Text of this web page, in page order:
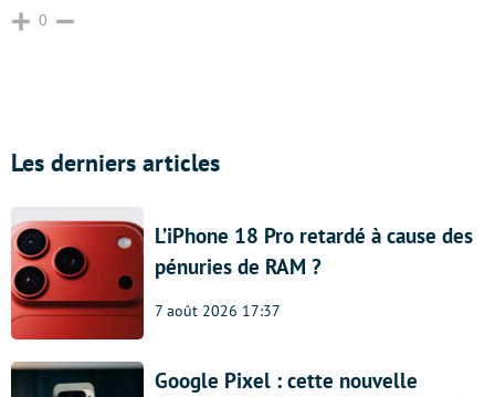
0
Les derniers articles
L’iPhone 18 Pro retardé à cause des
pénuries de RAM ?
7 août 2026 17:37
Google Pixel : cette nouvelle